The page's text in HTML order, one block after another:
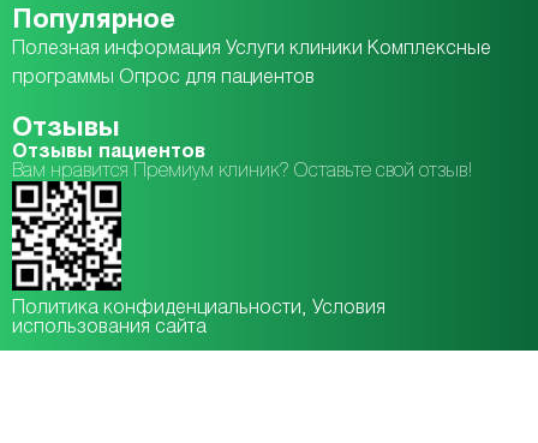
Популярное
Полезная информация Услуги клиники Комплексные
программы Опрос для пациентов
Отзывы
Отзывы пациентов
Вам нравится Премиум клиник? Оставьте свой отзыв!
Политика конфиденциальности, Условия
использования сайта